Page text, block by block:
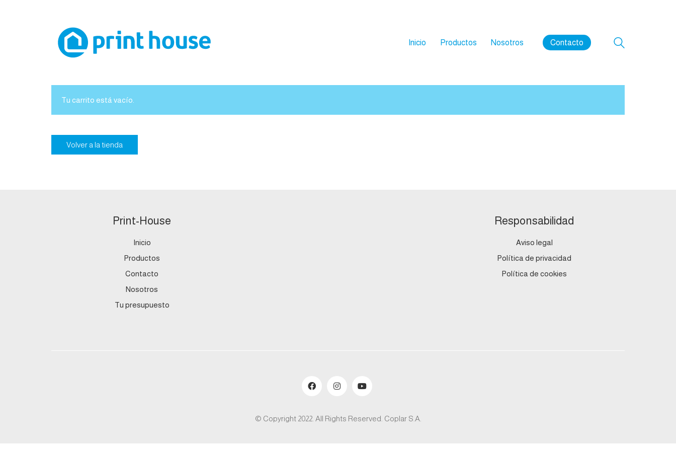
Inicio Productos Nosotros Contacto
Tu carrito está vacío.
Volver a la tienda
Print-House
Inicio
Productos
Contacto
Nosotros
Tu presupuesto
Responsabilidad
Aviso legal
Política de privacidad
Política de cookies
© Copyright 2022. All Rights Reserved. Coplar S.A.